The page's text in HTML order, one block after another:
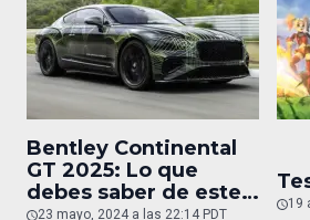
Bentley Continental
GT 2025: Lo que
debes saber de este
auto de superlujo
23 mayo, 2024 a las 22:14 PDT
19